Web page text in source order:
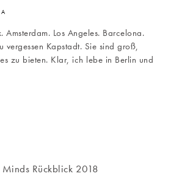
Amsterdam. Los Angeles. Barcelona.
vergessen Kapstadt. Sie sind groß,
zu bieten. Klar, ich lebe in Berlin und